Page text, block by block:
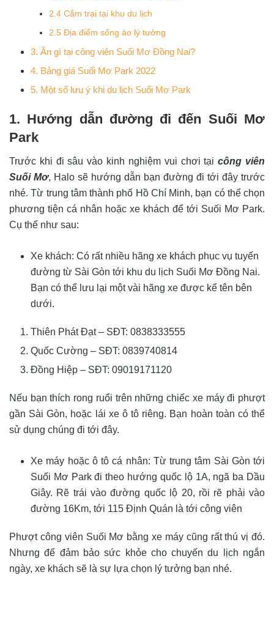
2.4 Cắm trại tại khu du lịch
2.5 Địa điểm sống ảo lý tưởng
3. Ăn gì tại công viên Suối Mơ Đồng Nai?
4. Bảng giá Suối Mơ Park 2022
5. Một số lưu ý khi du lịch Suối Mơ Park
1. Hướng dẫn đường đi đến Suối Mơ
Park
Trước khi đi sâu vào kinh nghiệm vui chơi tạicông viên
Suối Mơ, Halo sẽ hướng dẫn bạn đường đi tới đây trước
nhé. Từ trung tâm thành phố Hồ Chí Minh, bạn có thể chọn
phương tiện cá nhân hoặc xe khách để tới Suối Mơ Park.
Cụ thể như sau:
Xe khách: Có rất nhiều hãng xe khách phục vụ tuyến
đường từ Sài Gòn tới khu du lịch Suối Mơ Đồng Nai.
Bạn có thể lưu lại một vài hãng xe được kể tên bên
dưới.
Thiên Phát Đạt – SĐT: 0838333555
Quốc Cường – SĐT: 0839740814
Đồng Hiệp – SĐT: 09019171120
Nếu bạn thích rong ruổi trên những chiếc xe máy đi phượt
gần Sài Gòn, hoặc lái xe ô tô riêng. Bạn hoàn toàn có thể
sử dụng chúng đi tới đây.
Xe máy hoặc ô tô cá nhân: Từ trung tâm Sài Gòn tới
Suối Mơ Park đi theo hướng quốc lộ 1A, ngã ba Dầu
Giây. Rẽ trái vào đường quốc lộ 20, rồi rẽ phải vào
đường 16Km, tới 115 Định Quán là tới công viên
Phượt công viên Suối Mơ bằng xe máy cũng rất thú vị đó.
Nhưng để đảm bảo sức khỏe cho chuyến du lịch ngắn
ngày, xe khách sẽ là sự lựa chọn lý tưởng bạn nhé.